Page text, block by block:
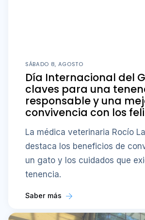
SÁBADO 8, AGOSTO
Día Internacional del
claves para una
responsable y una
convivencia con los
La médica veterinaria Rocío
destaca los beneficios de
un gato y los cuidados que
tenencia.
Saber más